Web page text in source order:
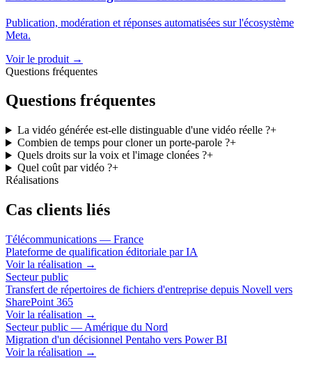
Publication, modération et réponses automatisées sur l'écosystème
Meta.
Voir le produit →
Questions fréquentes
Questions fréquentes
La vidéo générée est-elle distinguable d'une vidéo réelle ?+
Combien de temps pour cloner un porte-parole ?+
Quels droits sur la voix et l'image clonées ?+
Quel coût par vidéo ?+
Réalisations
Cas clients liés
Télécommunications — France
Plateforme de qualification éditoriale par IA
Voir la réalisation →
Secteur public
Transfert de répertoires de fichiers d'entreprise depuis Novell vers
SharePoint 365
Voir la réalisation →
Secteur public — Amérique du Nord
Migration d'un décisionnel Pentaho vers Power BI
Voir la réalisation →